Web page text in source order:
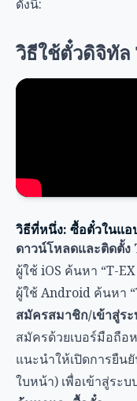
ดังนี้:
วิธีใช้ตั๋วดิจิทั
วิธีที่หนึ่ง: ซื้อตั๋วในแอ
ดาวน์โหลดและติดตั้ง
ผู้ใช้ iOS ค้นหา “T-
ผู้ใช้ Android ค้นหา
สมัครสมาชิก/เข้าสู่ร
สมัครด้วยเบอร์มือถือ
แนะนำให้เปิดการยืน
ใบหน้า) เพื่อเข้าสู่ระบ